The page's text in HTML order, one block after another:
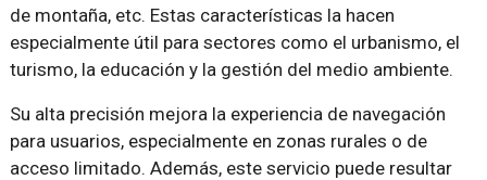
de montaña, etc. Estas características la hacen
especialmente útil para sectores como el urbanismo, el
turismo, la educación y la gestión del medio ambiente.
Su alta precisión mejora la experiencia de navegación
para usuarios, especialmente en zonas rurales o de
acceso limitado. Además, este servicio puede resultar